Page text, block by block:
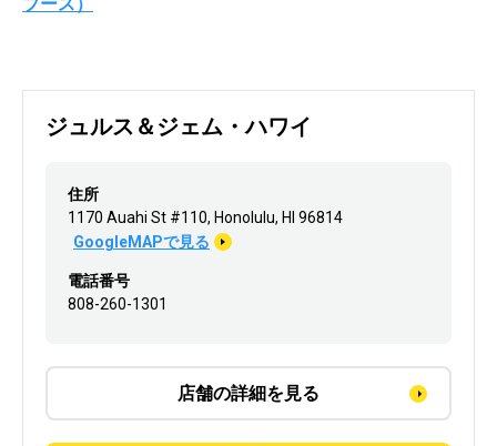
ジュルス＆ジェム・ハワイ
住所
1170 Auahi St #110, Honolulu, HI 96814
GoogleMAPで見る
電話番号
808-260-1301
店舗の詳細を見る